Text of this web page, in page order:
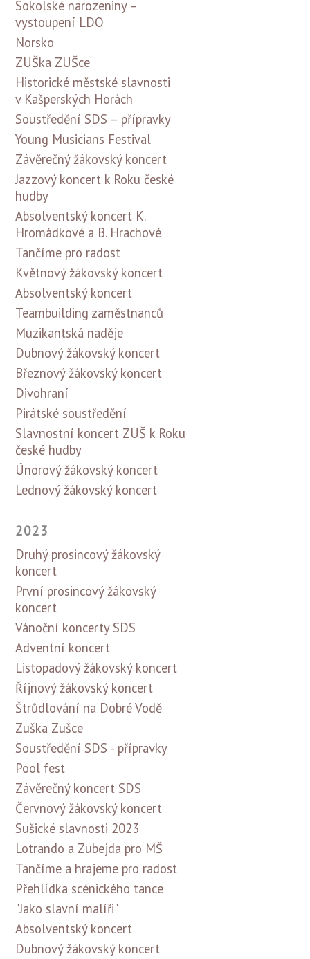
Sokolské narozeniny –
vystoupení LDO
Norsko
ZUŠka ZUŠce
Historické městské slavnosti
v Kašperských Horách
Soustředění SDS – přípravky
Young Musicians Festival
Závěrečný žákovský koncert
Jazzový koncert k Roku české
hudby
Absolventský koncert K.
Hromádkové a B. Hrachové
Tančíme pro radost
Květnový žákovský koncert
Absolventský koncert
Teambuilding zaměstnanců
Muzikantská naděje
Dubnový žákovský koncert
Březnový žákovský koncert
Divohraní
Pirátské soustředění
Slavnostní koncert ZUŠ k Roku
české hudby
Únorový žákovský koncert
Lednový žákovský koncert
2023
Druhý prosincový žákovský
koncert
První prosincový žákovský
koncert
Vánoční koncerty SDS
Adventní koncert
Listopadový žákovský koncert
Říjnový žákovský koncert
Štrůdlování na Dobré Vodě
Zuška Zušce
Soustředění SDS - přípravky
Pool fest
Závěrečný koncert SDS
Červnový žákovský koncert
Sušické slavnosti 2023
Lotrando a Zubejda pro MŠ
Tančíme a hrajeme pro radost
Přehlídka scénického tance
"Jako slavní malíři"
Absolventský koncert
Dubnový žákovský koncert